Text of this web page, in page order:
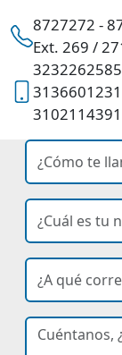
8727272 -
Ext. 269 /
3232262585
3136601231
3102114391
nombre
Ingresa tu
celular
Ingresa tu
correo
Ingresa tu
curso de
dudas